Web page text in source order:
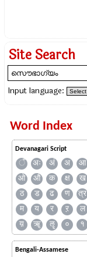
Site Search
Input language:
Word Index
Devanagari Script
ँ अः अं अ आ
ओ
औ क क्ष ख
ठ
ड ढ ण त्र
म
य र ऱ ल
य़
ॠ ॡ ० १
Bengali-Assamese